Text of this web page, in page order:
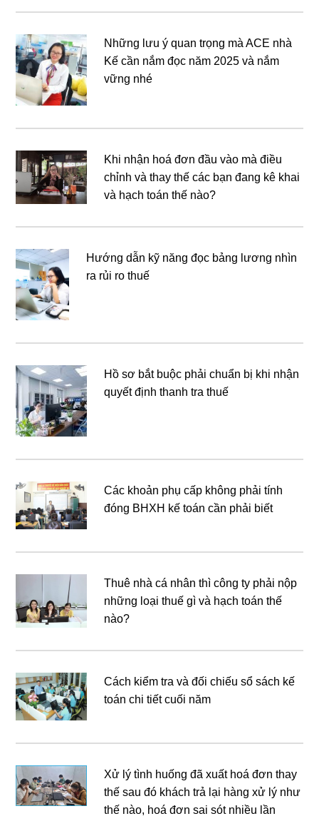
Những lưu ý quan trọng mà ACE nhà
Kế cần nắm đọc năm 2025 và nắm
vững nhé
Khi nhận hoá đơn đầu vào mà điều
chỉnh và thay thế các bạn đang kê khai
và hạch toán thế nào?
Hướng dẫn kỹ năng đọc bảng lương nhìn
ra rủi ro thuế
Hồ sơ bắt buộc phải chuẩn bị khi nhận
quyết định thanh tra thuế
Các khoản phụ cấp không phải tính
đóng BHXH kế toán cần phải biết
Thuê nhà cá nhân thì công ty phải nộp
những loại thuế gì và hạch toán thế
nào?
Cách kiểm tra và đối chiếu sổ sách kế
toán chi tiết cuối năm
Xử lý tình huống đã xuất hoá đơn thay
thế sau đó khách trả lại hàng xử lý như
thế nào, hoá đơn sai sót nhiều lần